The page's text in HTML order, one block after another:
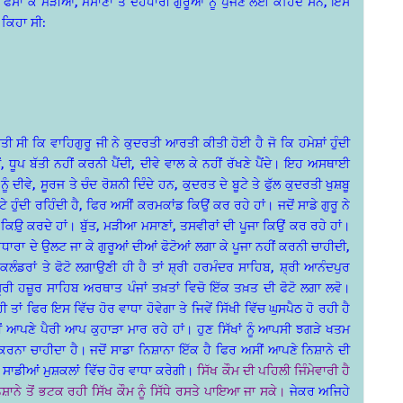
ਸੀ:
ਸੀ ਕਿ ਵਾਹਿਗੁਰੂ ਜੀ ਨੇ ਕੁਦਰਤੀ ਆਰਤੀ ਕੀਤੀ ਹੋਈ ਹੈ ਜੋ ਕਿ ਹਮੇਸ਼ਾਂ ਹੁੰਦੀ
ਧੂਪ ਬੱਤੀ ਨਹੀਂ ਕਰਨੀ ਪੈਂਦੀ, ਦੀਵੇ ਵਾਲ ਕੇ ਨਹੀਂ ਰੱਖਣੇ ਪੈਂਦੇ। ਇਹ ਅਸਥਾਈ
ਦੀਵੇ, ਸੂਰਜ ਤੇ ਚੰਦ ਰੋਸ਼ਨੀ ਦਿੰਦੇ ਹਨ, ਕੁਦਰਤ ਦੇ ਬੂਟੇ ਤੇ ਫੁੱਲ ਕੁਦਰਤੀ ਖੁਸ਼ਬੂ
ਰਹਿੰਦੀ ਹੈ, ਫਿਰ ਅਸੀਂ ਕਰਮਕਾਂਡ ਕਿਉਂ ਕਰ ਰਹੇ ਹਾਂ। ਜਦੋਂ ਸਾਡੇ ਗੁਰੂ ਨੇ
ਕਰਦੇ ਹਾਂ। ਬੁੱਤ, ਮੜੀਆ ਮਸਾਣਾਂ, ਤਸਵੀਰਾਂ ਦੀ ਪੂਜਾ ਕਿਉਂ ਕਰ ਰਹੇ ਹਾਂ।
ਦੇ ਉਲਟ ਜਾ ਕੇ ਗੁਰੂਆਂ ਦੀਆਂ ਫੋਟੋਆਂ ਲਗਾ ਕੇ ਪੂਜਾ ਨਹੀਂ ਕਰਨੀ ਚਾਹੀਦੀ,
ਤੇ ਫੋਟੋ ਲਗਾਉਣੀ ਹੀ ਹੈ ਤਾਂ ਸ਼੍ਰੀ ਹਰਮੰਦਰ ਸਾਹਿਬ, ਸ਼੍ਰੀ ਆਨੰਦਪੁਰ
ਹਜ਼ੂਰ ਸਾਹਿਬ ਅਰਥਾਤ ਪੰਜਾਂ ਤਖ਼ਤਾਂ ਵਿਚੋ ਇੱਕ ਤਖ਼ਤ ਦੀ ਫੋਟੋ ਲਗਾ ਲਵੋ।
ਫਿਰ ਇਸ ਵਿੱਚ ਹੋਰ ਵਾਧਾ ਹੋਵੇਗਾ ਤੇ ਜਿਵੇਂ ਸਿੱਖੀ ਵਿੱਚ ਘੁਸਪੈਠ ਹੋ ਰਹੀ ਹੈ
ਪੈਰੀ ਆਪ ਕੁਹਾੜਾ ਮਾਰ ਰਹੇ ਹਾਂ। ਹੁਣ ਸਿੱਖਾਂ ਨੂੰ ਆਪਸੀ ਝਗੜੇ ਖਤਮ
ਚਾਹੀਦਾ ਹੈ। ਜਦੋਂ ਸਾਡਾ ਨਿਸ਼ਾਨਾ ਇੱਕ ਹੈ ਫਿਰ ਅਸੀਂ ਆਪਣੇ ਨਿਸ਼ਾਨੇ ਦੀ
ਮੁਸ਼ਕਲਾਂ ਵਿੱਚ ਹੋਰ ਵਾਧਾ ਕਰੇਗੀ।ਸਿੱਖ ਕੌਮ ਦੀ ਪਹਿਲੀ ਜਿੰਮੇਵਾਰੀ ਹੈ
ਤੋਂ ਭਟਕ ਰਹੀ ਸਿੱਖ ਕੌਮ ਨੂੰ ਸਿੱਧੇ ਰਸਤੇ ਪਾਇਆ ਜਾ ਸਕੇ। ਜੇਕਰ ਅਜਿਹੇ